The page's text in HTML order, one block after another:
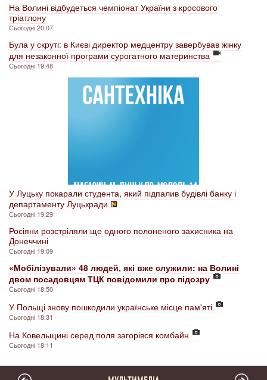
На Волині відбудеться чемпіонат України з кросового
тріатлону
Сьогодні 20:07
Була у скруті: в Києві директор медцентру завербував жінку
для незаконної програми сурогатного материнства
Сьогодні 19:48
У Луцьку покарали студента, який підпалив будівлі банку і
департаменту Луцькради
Сьогодні 19:29
Росіяни розстріляли ще одного полоненого захисника на
Донеччині
Сьогодні 19:09
«Мобілізували» 48 людей, які вже служили: на Волині
двом посадовцям ТЦК повідомили про підозру
Сьогодні 18:50
У Польщі знову пошкодили українське місце пам'яті
Сьогодні 18:31
На Ковельщині серед поля загорівся комбайн
Сьогодні 18:11